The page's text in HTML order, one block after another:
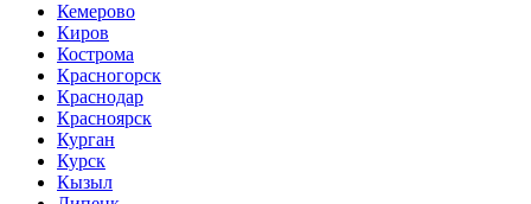
Кемерово
Киров
Кострома
Красногорск
Краснодар
Красноярск
Курган
Курск
Кызыл